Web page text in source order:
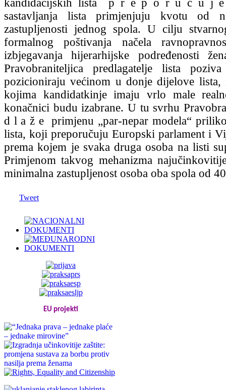
kandidacijskih lista p r e p o r u č u j
sastavljanja lista primjenjuju kvotu od
zastupljenosti jednog spola. U cilju
formalnog poštivanja načela
izbjegavanja hijerarhijske podređenosti
Pravobraniteljica predlagatelje lista
pozicioniraju većinom u donje dijelove lista,
kojima kandidatkinje imaju vrlo male
konačnici budu izabrane. U tu svrhu
d l a ž e primjenu „par-nepar modela“
lista, koji preporučuju Europski parlament i
prema kojem je svaka druga osoba na listi
Primjenom takvog mehanizma
minimalna zastupljenost osoba oba spola od
Tweet
EU projekti